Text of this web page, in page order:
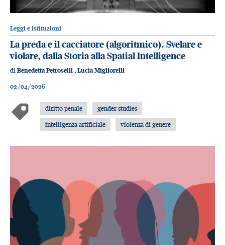
Leggi e istituzioni
La preda e il cacciatore (algoritmico). Svelare e
violare, dalla Storia alla Spatial Intelligence
di Benedetta Petroselli , Lucia Migliorelli
02/04/2026
diritto penale
gender studies
intelligenza artificiale
violenza di genere